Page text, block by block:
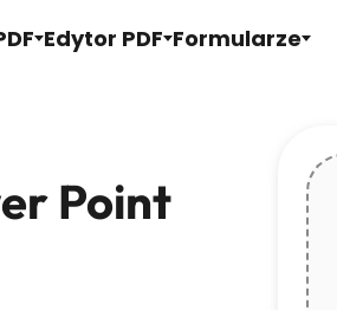
Edytor PDF Formularze
Point